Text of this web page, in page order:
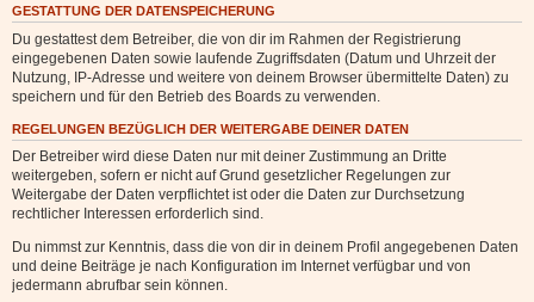
GESTATTUNG DER DATENSPEICHERUNG
Du gestattest dem Betreiber, die von dir im Rahmen der Registrierung
eingegebenen Daten sowie laufende Zugriffsdaten (Datum und Uhrzeit der
Nutzung, IP-Adresse und weitere von deinem Browser übermittelte Daten) zu
speichern und für den Betrieb des Boards zu verwenden.
REGELUNGEN BEZÜGLICH DER WEITERGABE DEINER DATEN
Der Betreiber wird diese Daten nur mit deiner Zustimmung an Dritte
weitergeben, sofern er nicht auf Grund gesetzlicher Regelungen zur
Weitergabe der Daten verpflichtet ist oder die Daten zur Durchsetzung
rechtlicher Interessen erforderlich sind.
Du nimmst zur Kenntnis, dass die von dir in deinem Profil angegebenen Daten
und deine Beiträge je nach Konfiguration im Internet verfügbar und von
jedermann abrufbar sein können.